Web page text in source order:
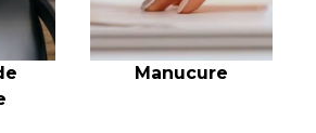
Manucure